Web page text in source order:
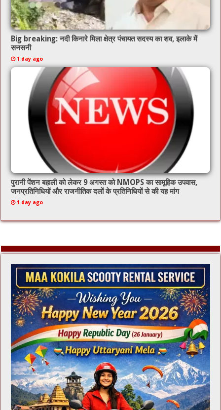
Big breaking: नदी किनारे मिला क्षेत्र पंचायत सदस्य का शव, इलाके में
सनसनी
1 day ago
पुरानी पेंशन बहाली को लेकर 9 अगस्त को NMOPS का सामूहिक उपवास,
जनप्रतिनिधियों और राजनीतिक दलों के प्रतिनिधियों से की यह मांग
1 day ago